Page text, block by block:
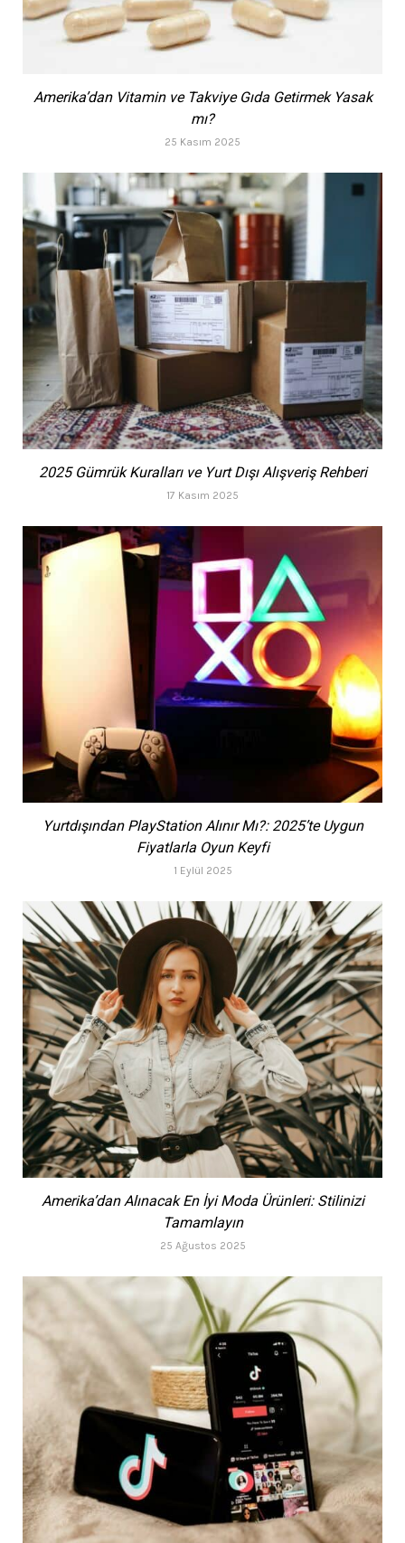
Amerika’dan Vitamin ve Takviye Gıda Getirmek Yasak
mı?
25 Kasım 2025
2025 Gümrük Kuralları ve Yurt Dışı Alışveriş Rehberi
17 Kasım 2025
Yurtdışından PlayStation Alınır Mı?: 2025’te Uygun
Fiyatlarla Oyun Keyfi
1 Eylül 2025
Amerika’dan Alınacak En İyi Moda Ürünleri: Stilinizi
Tamamlayın
25 Ağustos 2025